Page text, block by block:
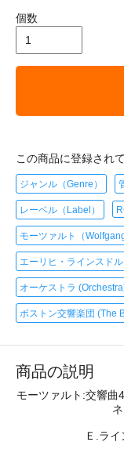
個数
この商品に登録され
ジャンル（Genre）
レーベル（Label）
モーツァルト（
エーリヒ・ラインスド
オーケストラ
ボストン交響楽団 (The
商品の説明
モーツァルト:交響曲
Ｅ.ラ